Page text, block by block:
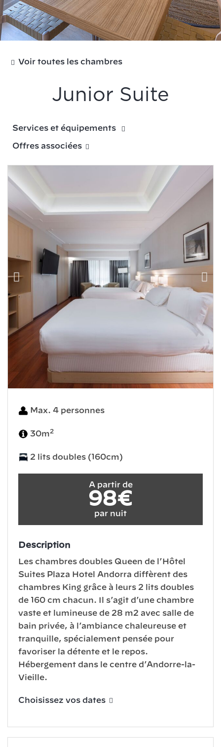
Voir toutes les chambres
Junior Suite
Services et équipements
Offres associées
Max. 4 personnes
30m2
2 lits doubles (160cm)
A partir de
98€
par nuit
Description
Les chambres doubles Queen de l’Hôtel
Suites Plaza Hotel Andorra diffèrent des
chambres King grâce à leurs 2 lits doubles
de 160 cm chacun. Il s’agit d’une chambre
vaste et lumineuse de 28 m2 avec salle de
bain privée, à l’ambiance chaleureuse et
tranquille, spécialement pensée pour
favoriser la détente et le repos.
Hébergement dans le centre d’Andorre-la-
Vieille.
Choisissez vos dates